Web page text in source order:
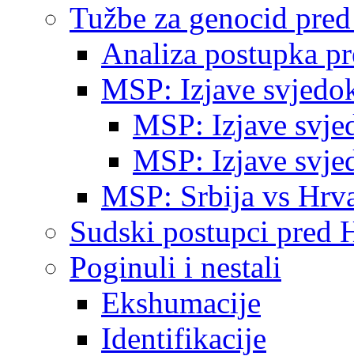
Tužbe za genocid
Analiza postupka
MSP: Izjave
MSP: Izjave
MSP: Izjave
MSP: Srbija vs
Sudski postupci pred
Poginuli i nestali
Ekshumacije
Identifikacije